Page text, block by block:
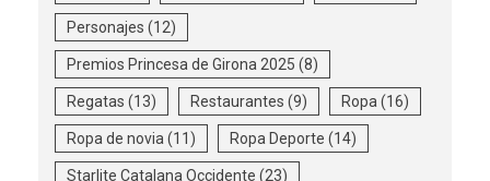
Personajes (12)
Premios Princesa de Girona 2025 (8)
Regatas (13) Restaurantes (9) Ropa (16)
Ropa de novia (11) Ropa Deporte (14)
Starlite Catalana Occidente (23)